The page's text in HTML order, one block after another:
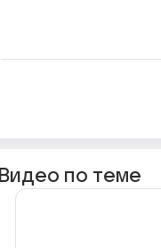
Видео по теме